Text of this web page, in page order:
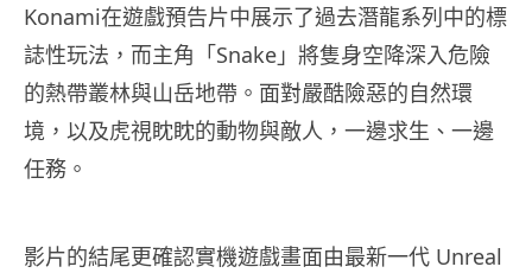
Konami在遊戲預告片中展示了過去潛龍系列中的標
誌性玩法，而主角「Snake」將隻身空降深入危險
的熱帶叢林與山岳地帶。面對嚴酷險惡的自然環
境，以及虎視眈眈的動物與敵人，一邊求生、一邊
任務。
影片的結尾更確認實機遊戲畫面由最新一代 Unreal